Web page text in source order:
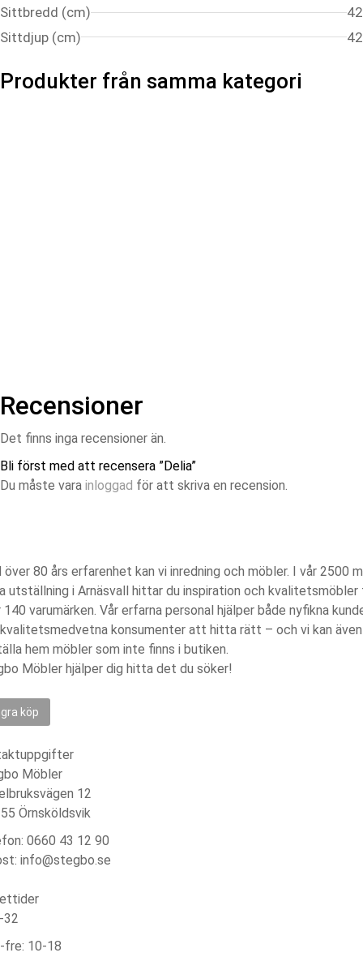
Sittbredd (cm)
42
Sittdjup (cm)
42
Produkter från samma kategori
Recensioner
Det finns inga recensioner än.
Bli först med att recensera ”Delia”
Du måste vara inloggad för att skriva en recension.
över 80 års erfarenhet kan vi inredning och möbler. I vår 2500
utställning i Arnäsvall hittar du inspiration och kvalitetsmöbler
140 varumärken. Vår erfarna personal hjälper både nyfikna
konsumenter att hitta rätt – och vi kan även
hem möbler som inte finns i butiken.
Möbler hjälper dig hitta det du söker!
köp
Möbler
12
Örnsköldsvik
0660 43 12 90
info@stegbo.se
32
fre: 10-18